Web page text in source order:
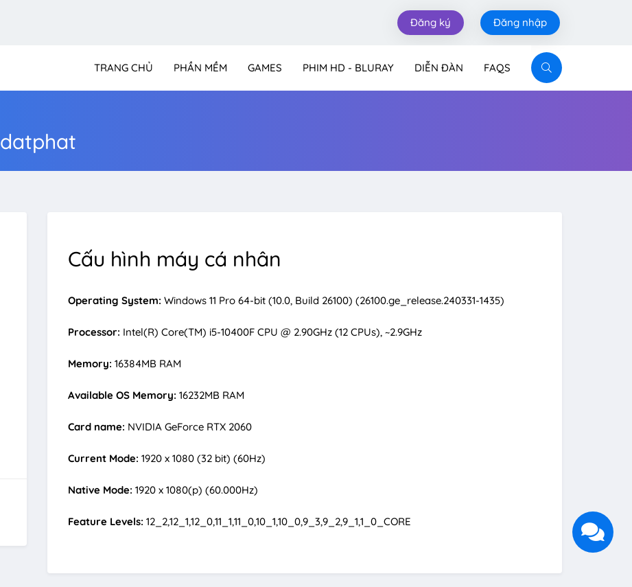
Đăng ký Đăng nhập
TRANG CHỦ PHẦN MỀM GAMES PHIM HD - BLURAY DIỄN ĐÀN FAQS
Cấu hình máy cá nhân
Operating System: Windows 11 Pro 64-bit (10.0, Build 26100) (26100.ge_release.240331-1435)
Processor: Intel(R) Core(TM) i5-10400F CPU @ 2.90GHz (12 CPUs), ~2.9GHz
Memory: 16384MB RAM
Available OS Memory: 16232MB RAM
Card name: NVIDIA GeForce RTX 2060
Current Mode: 1920 x 1080 (32 bit) (60Hz)
Native Mode: 1920 x 1080(p) (60.000Hz)
Feature Levels: 12_2,12_1,12_0,11_1,11_0,10_1,10_0,9_3,9_2,9_1,1_0_CORE